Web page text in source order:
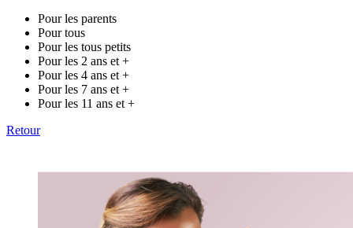
Pour les parents
Pour tous
Pour les tous petits
Pour les 2 ans et +
Pour les 4 ans et +
Pour les 7 ans et +
Pour les 11 ans et +
Retour